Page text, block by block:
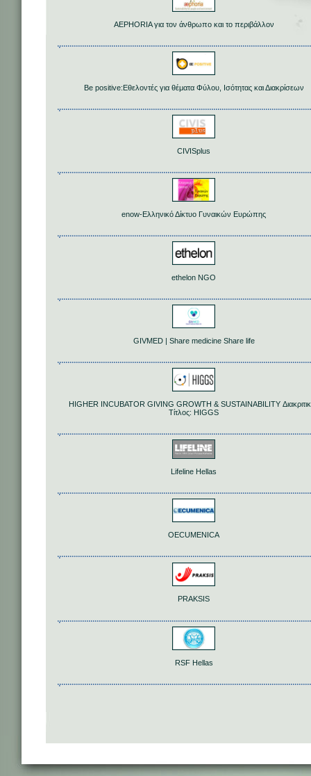
AEPHORIA για τον άνθρωπο και το περιβάλλον
Be positive:Εθελοντές για θέματα Φύλου, Ισότητας και Διακρίσεων
CIVISplus
enow-Ελληνικό Δίκτυο Γυναικών Ευρώπης
ethelon NGO
GIVMED | Share medicine Share life
HIGHER INCUBATOR GIVING GROWTH & SUSTAINABILITY
Τίτλος: HIGGS
Lifeline Hellas
OECUMENICA
PRAKSIS
RSF Hellas